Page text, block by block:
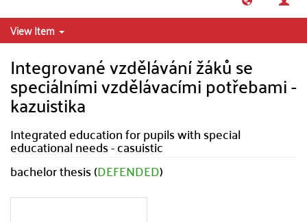
View Item
Integrované vzdělávání žáků se
speciálními vzdělávacími potřebami -
kazuistika
Integrated education for pupils with special
educational needs - casuistic
bachelor thesis (DEFENDED)